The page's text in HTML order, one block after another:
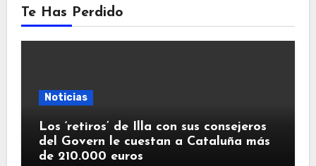
Te Has Perdido
Noticias
Los ‘retiros’ de Illa con sus consejeros
del Govern le cuestan a Cataluña más
de 210.000 euros